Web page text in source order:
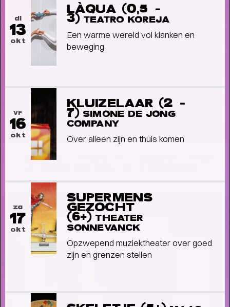
FAMILIE VOORSTELLINGEN VOOR
di
13
okt
LÀQUA (0,5 -
3) TEATRO KOREJA
Een warme wereld vol klanken en
beweging
vr
16
okt
KLUIZELAAR (2 -
7) SIMONE DE JONG
COMPANY
Over alleen zijn en thuis komen
za
17
okt
SUPERMENS
GEZOCHT
(6+) THEATER
SONNEVANCK
Opzwepend muziektheater over goed
zijn en grenzen stellen